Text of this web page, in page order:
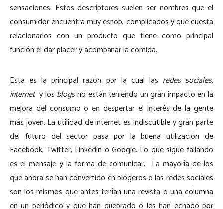
sensaciones. Estos descriptores suelen ser nombres que el
consumidor encuentra muy esnob, complicados y que cuesta
relacionarlos con un producto que tiene como principal
función el dar placer y acompañar la comida.
Esta es la principal razón por la cual las redes sociales,
internet y los blogsno están teniendo un gran impacto en la
mejora del consumo o en despertar el interés de la gente
más joven. La utilidad de internet es indiscutible y gran parte
del futuro del sector pasa por la buena utilización de
Facebook, Twitter, Linkedin o Google. Lo que sigue fallando
es el mensaje y la forma de comunicar. La mayoría de los
que ahora se han convertido en blogeros o las redes sociales
son los mismos que antes tenían una revista o una columna
en un periódico y que han quebrado o les han echado por